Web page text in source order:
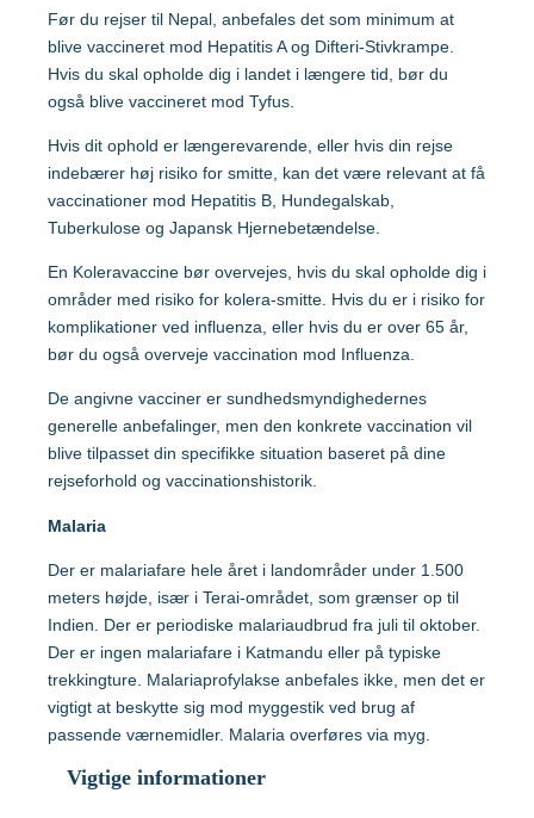
Mere viden om
Lommebogen – Din korte rejseguide
Hvilke vacciner er anbefalet?
Søg og find anbefalinger
Søg efter destination
Nigeria
Sri Lanka
Sydafrika
Tanzania
Thailand
Vietnam
Søg efter destination
Søg og find anbefalinger
Søg efter destination
Før du rejser til Nepal, anbefales det som minimum at
blive vaccineret mod Hepatitis A og Difteri-Stivkrampe.
Hvis du skal opholde dig i landet i længere tid, bør du
også blive vaccineret mod Tyfus.
Hvis dit ophold er længerevarende, eller hvis din rejse
indebærer høj risiko for smitte, kan det være relevant at få
vaccinationer mod Hepatitis B, Hundegalskab,
Tuberkulose og Japansk Hjernebetændelse.
En Koleravaccine bør overvejes, hvis du skal opholde dig i
områder med risiko for kolera-smitte. Hvis du er i risiko for
komplikationer ved influenza, eller hvis du er over 65 år,
bør du også overveje vaccination mod Influenza.
De angivne vacciner er sundhedsmyndighedernes
generelle anbefalinger, men den konkrete vaccination vil
blive tilpasset din specifikke situation baseret på dine
rejseforhold og vaccinationshistorik.
Malaria
Der er malariafare hele året i landområder under 1.500
meters højde, især i Terai-området, som grænser op til
Indien. Der er periodiske malariaudbrud fra juli til oktober.
Der er ingen malariafare i Katmandu eller på typiske
trekkingture. Malariaprofylakse anbefales ikke, men det er
vigtigt at beskytte sig mod myggestik ved brug af
passende værnemidler. Malaria overføres via myg.
Vigtige informationer